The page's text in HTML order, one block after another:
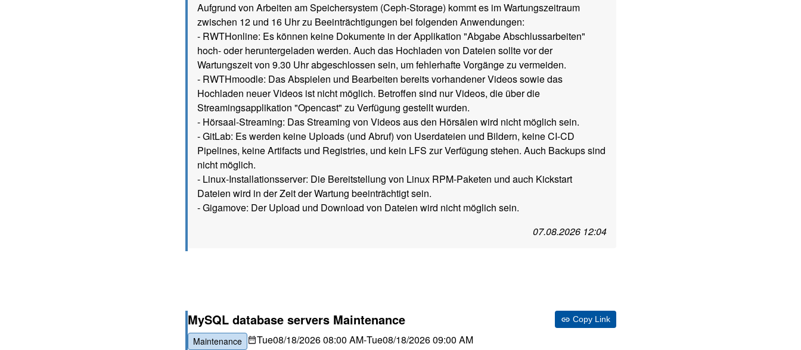
Aufgrund von Arbeiten am Speichersystem (Ceph-Storage) kommt es im Wartungszeitraum
zwischen 12 und 16 Uhr zu Beeinträchtigungen bei folgenden Anwendungen:
- RWTHonline: Es können keine Dokumente in der Applikation "Abgabe Abschlussarbeiten"
hoch- oder heruntergeladen werden. Auch das Hochladen von Dateien sollte vor der
Wartungszeit von 9.30 Uhr abgeschlossen sein, um fehlerhafte Vorgänge zu vermeiden.
- RWTHmoodle: Das Abspielen und Bearbeiten bereits vorhandener Videos sowie das
Hochladen neuer Videos ist nicht möglich. Betroffen sind nur Videos, die über die
Streamingsapplikation "Opencast" zu Verfügung gestellt wurden.
- Hörsaal-Streaming: Das Streaming von Videos aus den Hörsälen wird nicht möglich sein.
- GitLab: Es werden keine Uploads (und Abruf) von Userdateien und Bildern, keine CI-CD
Pipelines, keine Artifacts und Registries, und kein LFS zur Verfügung stehen. Auch Backups sind
nicht möglich.
- Linux-Installationsserver: Die Bereitstellung von Linux RPM-Paketen und auch Kickstart
Dateien wird in der Zeit der Wartung beeinträchtigt sein.
- Gigamove: Der Upload und Download von Dateien wird nicht möglich sein.
07.08.2026 12:04
MySQL database servers Maintenance
Maintenance Tue08/18/2026 08:00 AM-Tue08/18/2026 09:00 AM
Copy Link